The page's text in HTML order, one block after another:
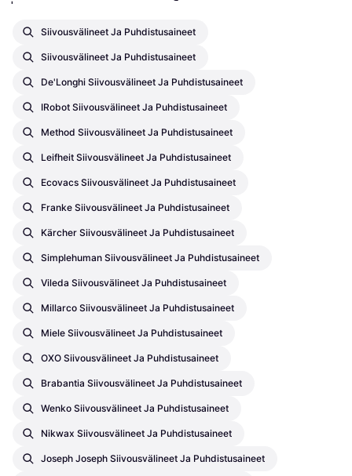
Siivousvälineet Ja Puhdistusaineet
Siivousvälineet Ja Puhdistusaineet
De'Longhi Siivousvälineet Ja Puhdistusaineet
IRobot Siivousvälineet Ja Puhdistusaineet
Method Siivousvälineet Ja Puhdistusaineet
Leifheit Siivousvälineet Ja Puhdistusaineet
Ecovacs Siivousvälineet Ja Puhdistusaineet
Franke Siivousvälineet Ja Puhdistusaineet
Kärcher Siivousvälineet Ja Puhdistusaineet
Simplehuman Siivousvälineet Ja Puhdistusaineet
Vileda Siivousvälineet Ja Puhdistusaineet
Millarco Siivousvälineet Ja Puhdistusaineet
Miele Siivousvälineet Ja Puhdistusaineet
OXO Siivousvälineet Ja Puhdistusaineet
Brabantia Siivousvälineet Ja Puhdistusaineet
Wenko Siivousvälineet Ja Puhdistusaineet
Nikwax Siivousvälineet Ja Puhdistusaineet
Joseph Joseph Siivousvälineet Ja Puhdistusaineet